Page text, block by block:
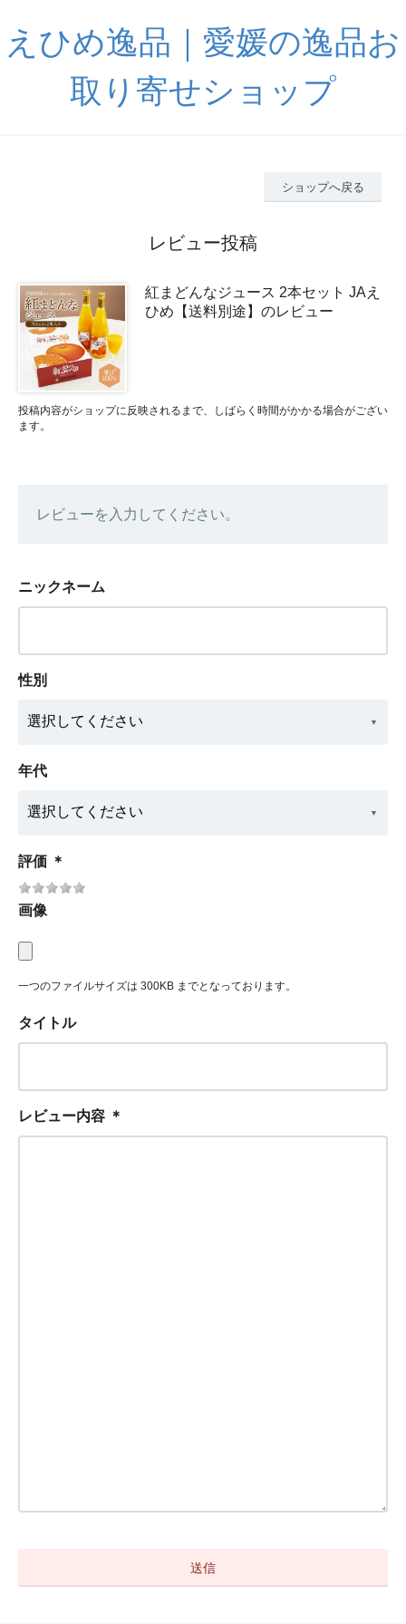
えひめ逸品｜愛媛の逸品お
取り寄せショップ
ショップへ戻る
レビュー投稿
紅まどんなジュース 2本セット JAえ
ひめ【送料別途】のレビュー
投稿内容がショップに反映されるまで、しばらく時間がかかる場合がござい
ます。
レビューを入力してください。
ニックネーム
性別
年代
評価 ＊
画像
一つのファイルサイズは 300KB までとなっております。
タイトル
レビュー内容 ＊